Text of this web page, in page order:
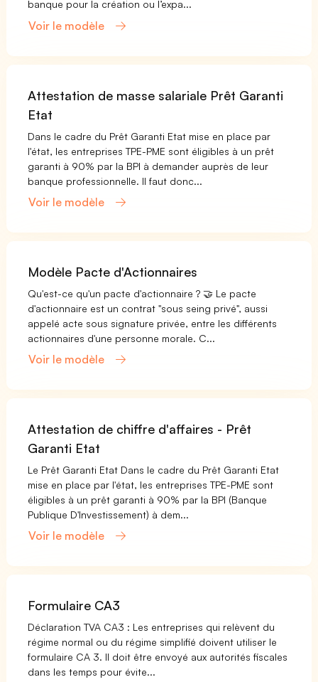
banque pour la création ou l’expa...
Voir le modèle
Attestation de masse salariale Prêt Garanti
Etat
Dans le cadre du Prêt Garanti Etat mise en place par
l'état, les entreprises TPE-PME sont éligibles à un prêt
garanti à 90% par la BPI à demander auprès de leur
banque professionnelle. Il faut donc...
Voir le modèle
Modèle Pacte d'Actionnaires
Qu'est-ce qu'un pacte d'actionnaire ? 🤝 Le pacte
d'actionnaire est un contrat "sous seing privé", aussi
appelé acte sous signature privée, entre les différents
actionnaires d'une personne morale. C...
Voir le modèle
Attestation de chiffre d'affaires - Prêt
Garanti Etat
Le Prêt Garanti Etat Dans le cadre du Prêt Garanti Etat
mise en place par l'état, les entreprises TPE-PME sont
éligibles à un prêt garanti à 90% par la BPI (Banque
Publique D'Investissement) à dem...
Voir le modèle
Formulaire CA3
Déclaration TVA CA3 : Les entreprises qui relèvent du
régime normal ou du régime simplifié doivent utiliser le
formulaire CA 3. Il doit être envoyé aux autorités fiscales
dans les temps pour évite...